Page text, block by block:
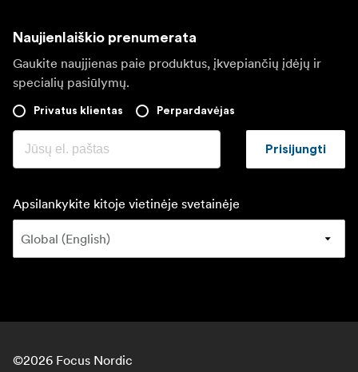
Naujienlaiškio prenumerata
Gaukite naujjienas paie produktus, įkvepiančių įdėjų ir
specialių pasiūlymų.
Privatus klientas Perpardavėjas
Prisijungti
Apsilankykite kitoje vietinėje svetainėje
©2026 Focus Nordic